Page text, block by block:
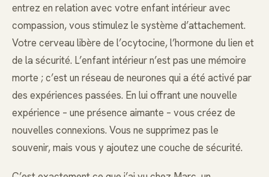
entrez en relation avec votre enfant intérieur avec
compassion, vous stimulez le système d’attachement.
Votre cerveau libère de l’ocytocine, l’hormone du lien et
de la sécurité. L’enfant intérieur n’est pas une mémoire
morte ; c’est un réseau de neurones qui a été activé par
des expériences passées. En lui offrant une nouvelle
expérience – une présence aimante – vous créez de
nouvelles connexions. Vous ne supprimez pas le
souvenir, mais vous y ajoutez une couche de sécurité.